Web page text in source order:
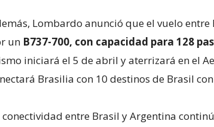
Lombardo anunció que el vuelo
un B737-700, con capacidad para 128
iniciará el 5 de abril y aterrizará en el
Brasilia con 10 destinos de Brasil con
conectividad entre Brasil y Argentina